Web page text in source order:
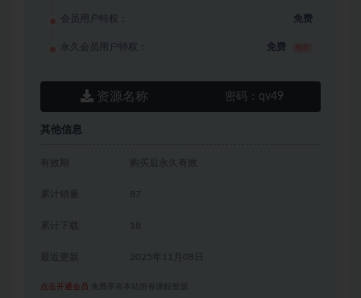
会员用户特权： 免费
永久会员用户特权： 免费
资源名称 密码： qv49
其他信息
有效期 购买后永久有效
累计销量 87
累计下载 18
2025年11月08日
点击开通会员 免费享有本站所有课程资源